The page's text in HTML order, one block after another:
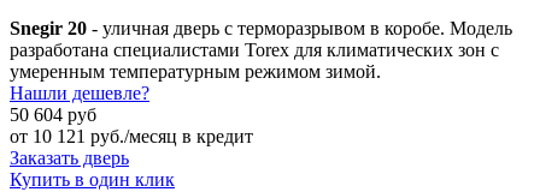
Snegir 20 - уличная дверь с терморазрывом в коробе. Модель
разработана специалистами Torex для климатических зон с
умеренным температурным режимом зимой.
Нашли дешевле?
50 604 руб
от 10 121 руб./месяц в кредит
Заказать дверь
Купить в один клик